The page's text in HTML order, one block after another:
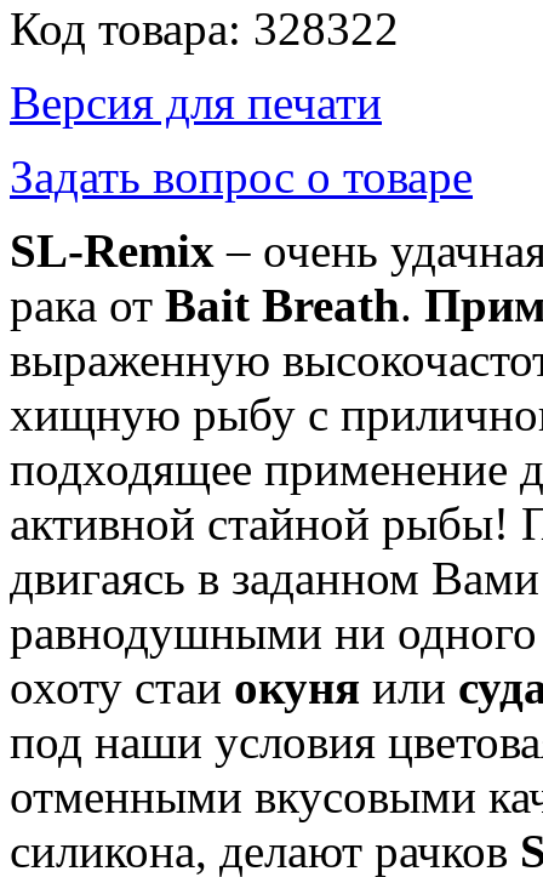
Код товара: 328322
Версия для печати
Задать вопрос о товаре
SL-Remix – очень
рака от Bait Breath.
выраженную
хищную рыбу с
подходящее применение
активной стайной рыбы!
двигаясь в заданном
равнодушными ни одного
охоту стаи окуня или
под наши условия
отменными вкусовыми
силикона, делают рачков